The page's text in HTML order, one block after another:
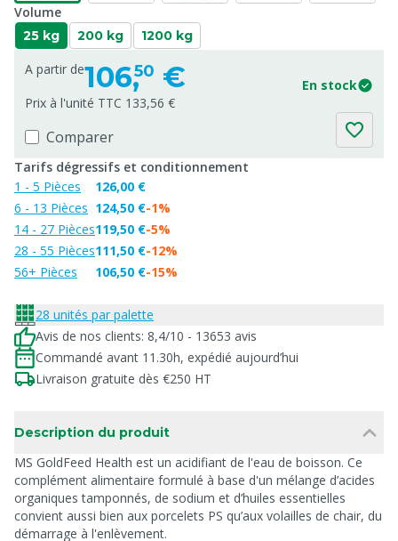
Volume
25 kg 200 kg 1200 kg
A partir de106,50 €
En stock
Prix à l'unité TTC 133,56 €
Comparer
Tarifs dégressifs et conditionnement
1 - 5 Pièces
6 - 13 Pièces
14 - 27 Pièces
28 - 55 Pièces
56+ Pièces
126,00 €
124,50 €
119,50 €
111,50 €
106,50 €
-1%
-5%
-12%
-15%
28 unités par palette
Avis de nos clients: 8,4/10 - 13653 avis
Commandé avant 11.30h, expédié aujourd’hui
Livraison gratuite dès €250 HT
Description du produit
MS GoldFeed Health est un acidifiant de l'eau de boisson. Ce
complément alimentaire formulé à base d'un mélange d’acides
organiques tamponnés, de sodium et d’huiles essentielles
convient aussi bien aux porcelets PS qu’aux volailles de chair, du
démarrage à l'enlèvement.